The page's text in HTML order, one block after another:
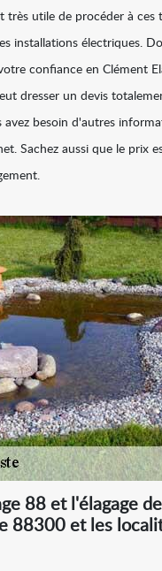
très utile de procéder à ces
installations électriques.
confiance en Clément
dresser un devis
avez besoin d'autres
Sachez aussi que le prix
88 et l'élagage
88300 et les